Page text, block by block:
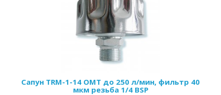
Сапун TRM-1-14 OMT до 250 л/мин, фильтр 40
мкм резьба 1/4 BSP